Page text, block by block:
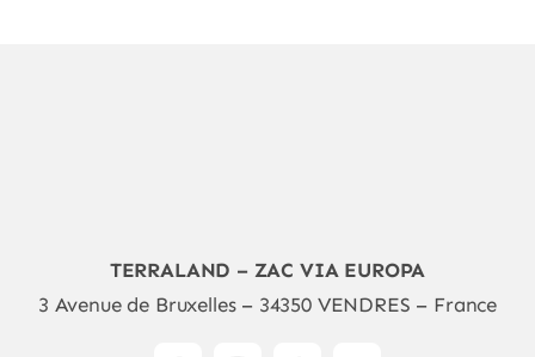
TERRALAND – ZAC VIA EUROPA
3 Avenue de Bruxelles – 34350 VENDRES – France